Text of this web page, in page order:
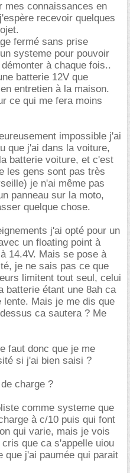
mes connaissances en
recevoir quelques
fermé sans prise
systeme pour pouvoir
à chaque fois..
batterie 12V que
entretien à la maison.
ce qui me fera moins
impossible j'ai
que j'ai dans la voiture,
batterie voiture, et c'est
les gens sont pas très
je n'ai même pas
panneau sur la moto,
quelque chose.
j'ai opté pour un
un floating point à
14.4V. Mais se pose à
je ne sais pas ce que
limitent tout seul, celui
batterie étant une 8ah ca
lente. Mais je me dis que
ca sautera ? Me
faut donc que je me
si j'ai bien saisi ?
charge ?
comme systeme que
à c/10 puis qui font
qui varie, mais je vois
que ca s'appelle uiou
que j'ai paumée qui parait